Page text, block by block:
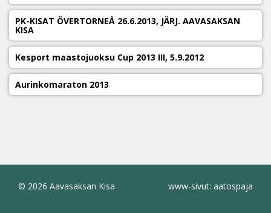
PK-KISAT ÖVERTORNEÅ 26.6.2013, JÄRJ. AAVASAKSAN
KISA
Kesport maastojuoksu Cup 2013 III, 5.9.2012
Aurinkomaraton 2013
© 2026 Aavasaksan Kisa www-sivut: aatospaja